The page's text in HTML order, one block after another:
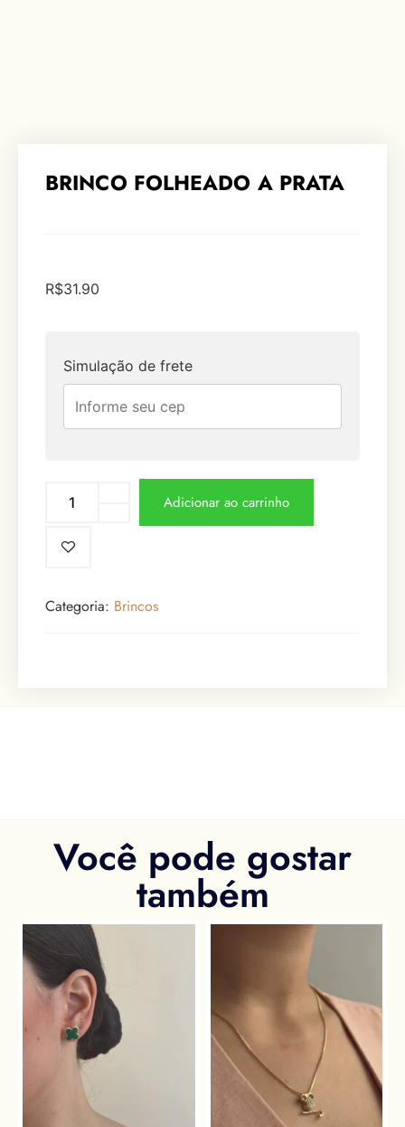
BRINCO FOLHEADO A PRATA
R$31.90
Simulação de frete
Adicionar ao carrinho
Categoria: Brincos
Você pode gostar
também